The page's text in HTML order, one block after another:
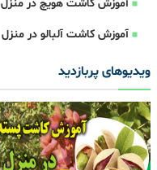
آموزش کاشت هویچ در منزل
آموزش کاشت آلبالو در منزل
ویدیوهای پربازدید